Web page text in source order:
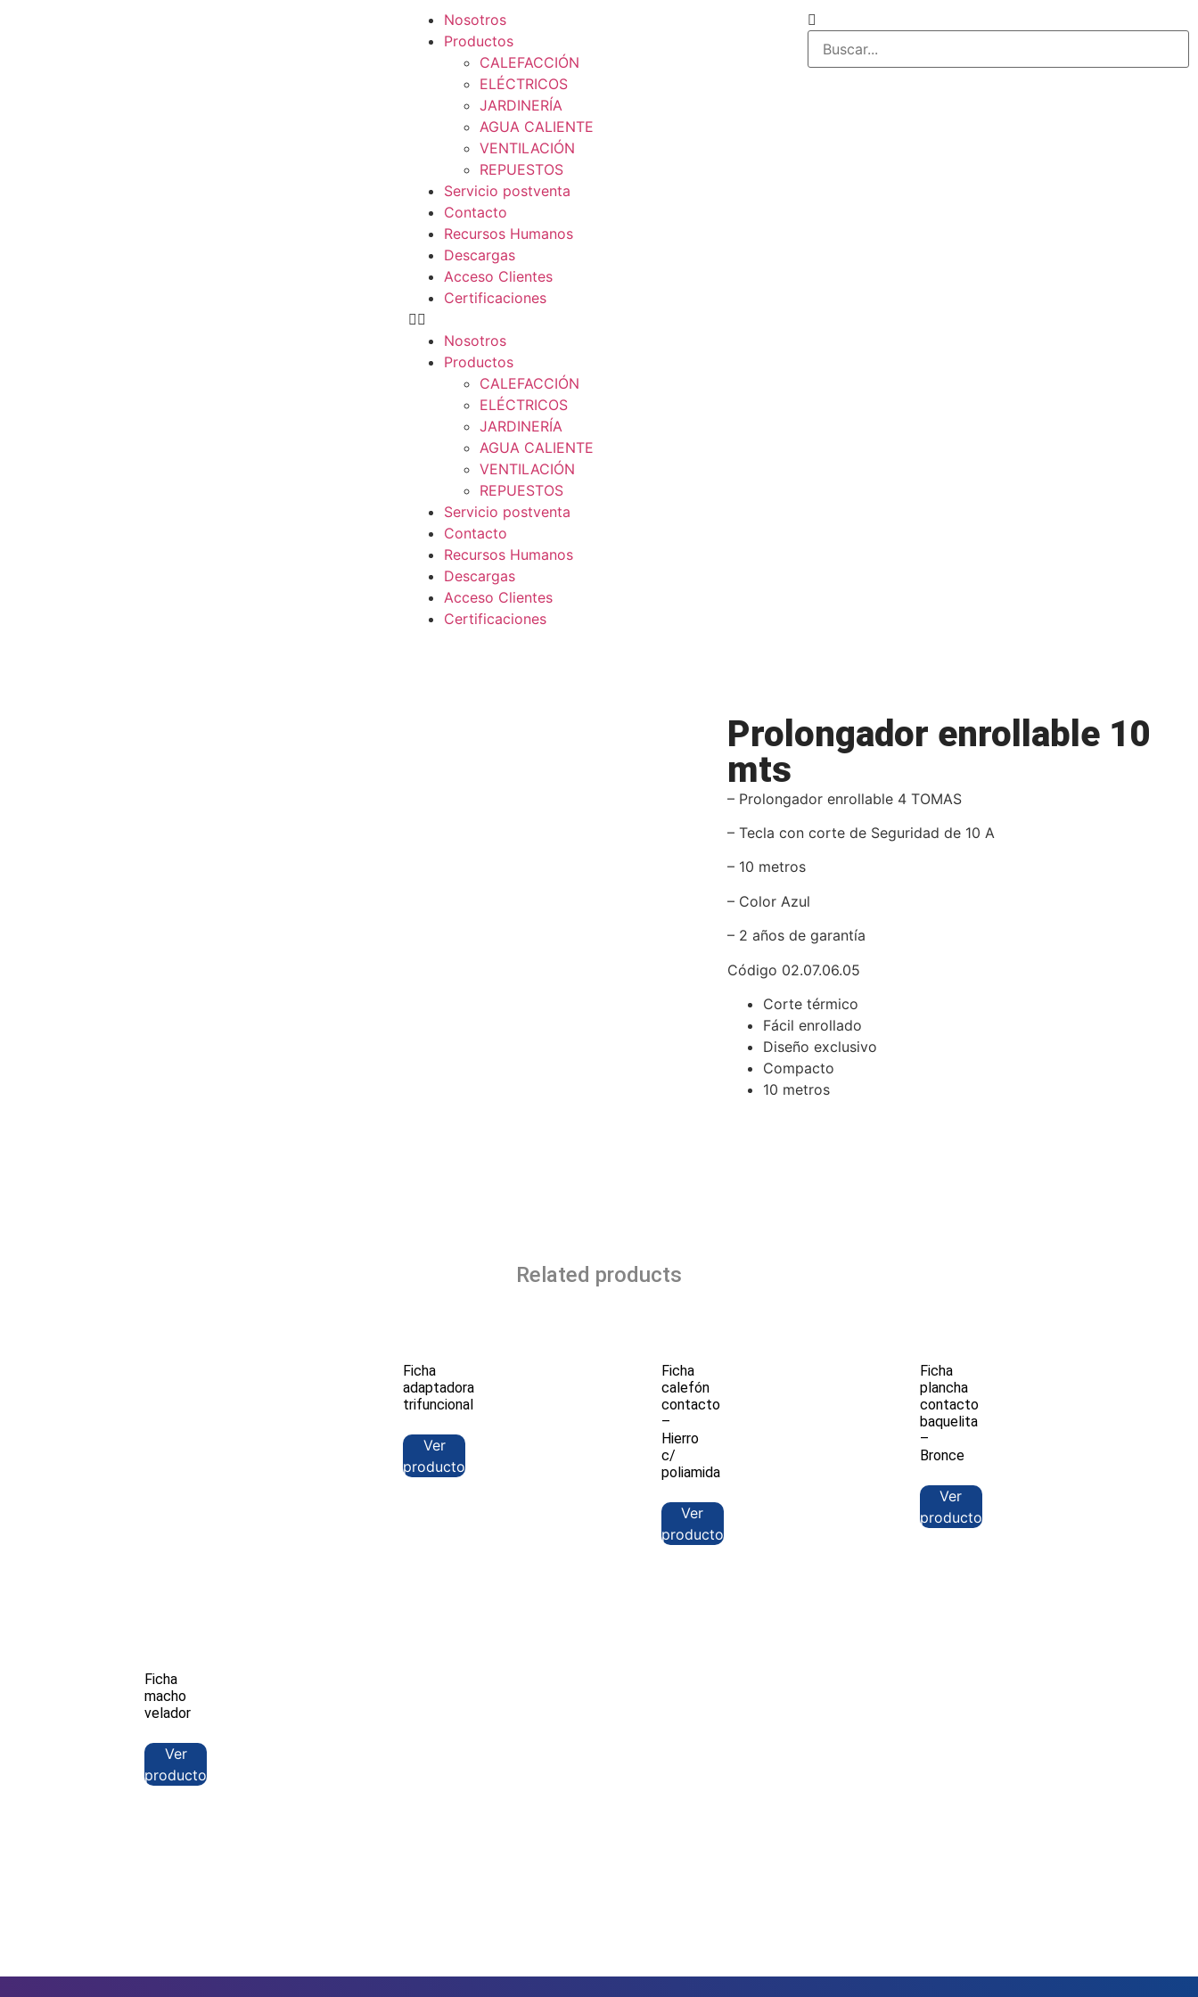
Nosotros
Productos
CALEFACCIÓN
ELÉCTRICOS
JARDINERÍA
AGUA CALIENTE
VENTILACIÓN
REPUESTOS
Servicio postventa
Contacto
Recursos Humanos
Descargas
Acceso Clientes
Certificaciones
Nosotros
Productos
CALEFACCIÓN
ELÉCTRICOS
JARDINERÍA
AGUA CALIENTE
VENTILACIÓN
REPUESTOS
Servicio postventa
Contacto
Recursos Humanos
Descargas
Acceso Clientes
Certificaciones
Prolongador enrollable 10
mts
– Prolongador enrollable 4 TOMAS
– Tecla con corte de Seguridad de 10 A
– 10 metros
– Color Azul
– 2 años de garantía
Código 02.07.06.05
Corte térmico
Fácil enrollado
Diseño exclusivo
Compacto
10 metros
Related products
Ficha
adaptadora
trifuncional
Ver
producto
Ficha
calefón
contacto
–
Hierro
c/
poliamida
Ver
producto
Ficha
plancha
contacto
baquelita
–
Bronce
Ver
producto
Ficha
macho
velador
Ver
producto